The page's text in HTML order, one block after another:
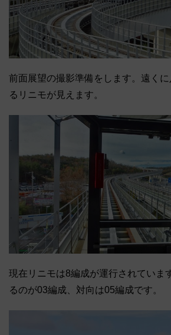
前面展望の撮影準備をします。遠く
るリニモが見えます。
現在リニモは8編成が運行されていま
るのが03編成、対向は05編成です。